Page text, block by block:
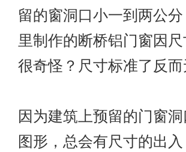
留的窗洞口小一到两公
里制作的断桥铝门窗因
很奇怪？尺寸标准了反而
因为建筑上预留的门窗
图形，总会有尺寸的出